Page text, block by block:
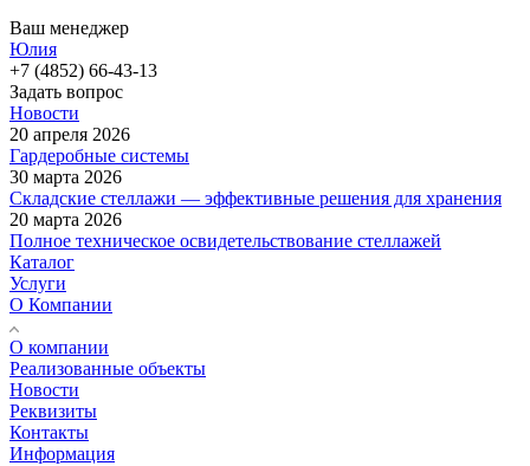
Ваш менеджер
Юлия
+7 (4852) 66-43-13
Задать вопрос
Новости
20 апреля 2026
Гардеробные системы
30 марта 2026
Складские стеллажи — эффективные решения для хранения
20 марта 2026
Полное техническое освидетельствование стеллажей
Каталог
Услуги
О Компании
О компании
Реализованные объекты
Новости
Реквизиты
Контакты
Информация